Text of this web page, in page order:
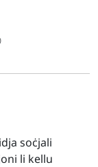
soċjali
li kellu